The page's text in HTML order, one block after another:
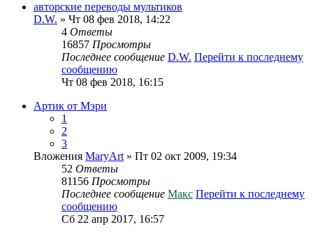
авторские переводы мультиков
D.W. » Чт 08 фев 2018, 14:22
4 Ответы
16857 Просмотры
Последнее сообщение D.W. Перейти к последнему
сообщению
Чт 08 фев 2018, 16:15
Артик от Мэри
1
2
3
Вложения MaryArt » Пт 02 окт 2009, 19:34
52 Ответы
81156 Просмотры
Последнее сообщение Макс Перейти к последнему
сообщению
Сб 22 апр 2017, 16:57